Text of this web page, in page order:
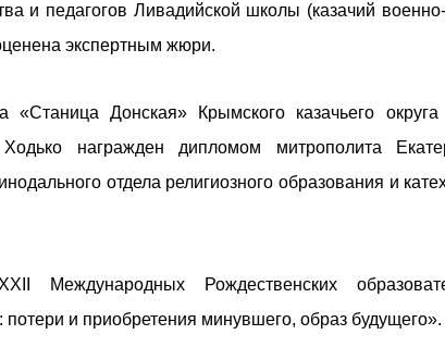
и педагогов Ливадийской школы (казачий
экспертным жюри.
«Станица Донская» Крымского казачьего округа
награжден дипломом митрополита
отдела религиозного образования и
Международных Рождественских
потери и приобретения минувшего, образ будущего».